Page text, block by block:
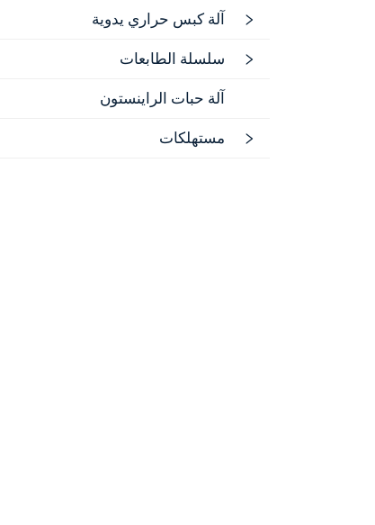
آلة كبس حراري يدوية
سلسلة الطابعات
آلة حبات الراينستون
مستهلكات